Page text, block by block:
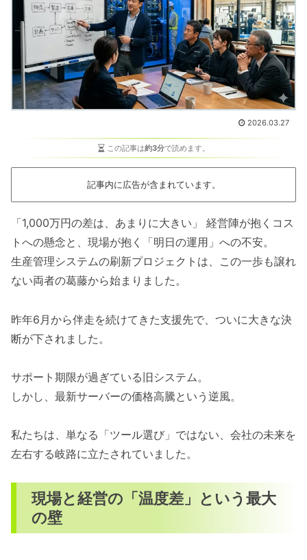
2026.03.27
この記事は約3分で読めます。
記事内に広告が含まれています。
「1,000万円の差は、あまりに大きい」 経営陣が抱くコス
トへの懸念と、現場が抱く「明日の運用」への不安。
生産管理システムの刷新プロジェクトは、この一歩も譲れ
ない両者の葛藤から始まりました。
昨年6月から伴走を続けてきた支援先で、ついに大きな決
断が下されました。
サポート期限が過ぎている旧システム。
しかし、最新サーバーの価格高騰という逆風。
私たちは、単なる「ツール選び」ではない、会社の未来を
左右する岐路に立たされていました。
現場と経営の「温度差」という最大
の壁